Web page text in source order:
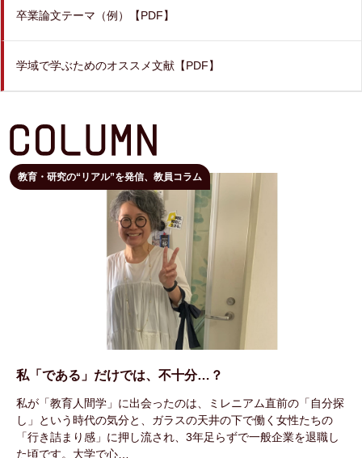
卒業論文テーマ（例）【PDF】
学域で学ぶためのオススメ文献【PDF】
教育・研究の“リアル”を発信、教員コラム
私「である」だけでは、不十分…？
私が「教育人間学」に出会ったのは、ミレニアム直前の「自分探
し」という時代の気分と、ガラスの天井の下で働く女性たちの
「行き詰まり感」に押し流され、3年足らずで一般企業を退職し
た頃です。大学で心…